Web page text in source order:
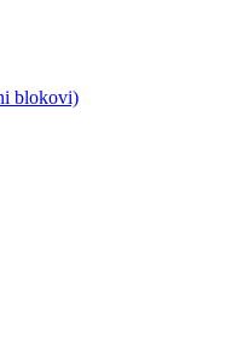
blokovi)